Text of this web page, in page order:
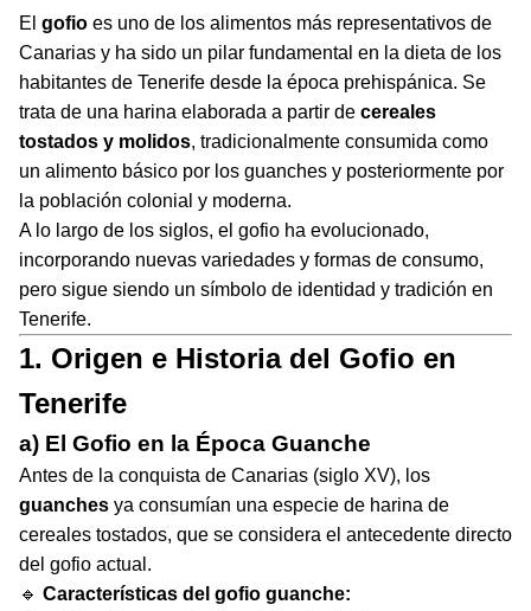
El gofio es uno de los alimentos más representativos de
Canarias y ha sido un pilar fundamental en la dieta de los
habitantes de Tenerife desde la época prehispánica. Se
trata de una harina elaborada a partir de cereales
tostados y molidos, tradicionalmente consumida como
un alimento básico por los guanches y posteriormente por
la población colonial y moderna.
A lo largo de los siglos, el gofio ha evolucionado,
incorporando nuevas variedades y formas de consumo,
pero sigue siendo un símbolo de identidad y tradición en
Tenerife.
1. Origen e Historia del Gofio en
Tenerife
a) El Gofio en la Época Guanche
Antes de la conquista de Canarias (siglo XV), los
guanches ya consumían una especie de harina de
cereales tostados, que se considera el antecedente directo
del gofio actual.
🔹 Características del gofio guanche: